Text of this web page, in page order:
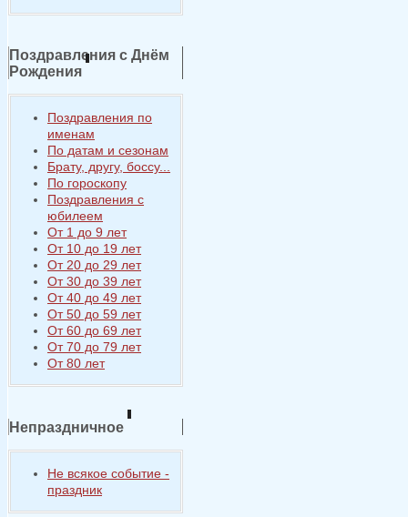
Поздравления с Днём
Рождения
Поздравления по
именам
По датам и сезонам
Брату, другу, боссу...
По гороскопу
Поздравления с
юбилеем
От 1 до 9 лет
От 10 до 19 лет
От 20 до 29 лет
От 30 до 39 лет
От 40 до 49 лет
От 50 до 59 лет
От 60 до 69 лет
От 70 до 79 лет
От 80 лет
Непраздничное
Не всякое событие -
праздник